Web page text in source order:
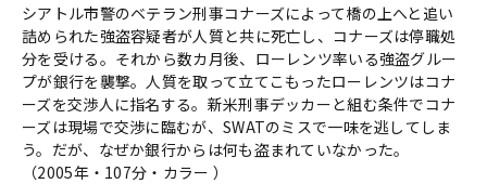
シアトル市警のベテラン刑事コナーズによって橋の上へと追い
詰められた強盗容疑者が人質と共に死亡し、コナーズは停職処
分を受ける。それから数カ月後、ローレンツ率いる強盗グルー
プが銀行を襲撃。人質を取って立てこもったローレンツはコナ
ーズを交渉人に指名する。新米刑事デッカーと組む条件でコナ
ーズは現場で交渉に臨むが、SWATのミスで一味を逃してしま
う。だが、なぜか銀行からは何も盗まれていなかった。
（2005年・107分・カラー ）